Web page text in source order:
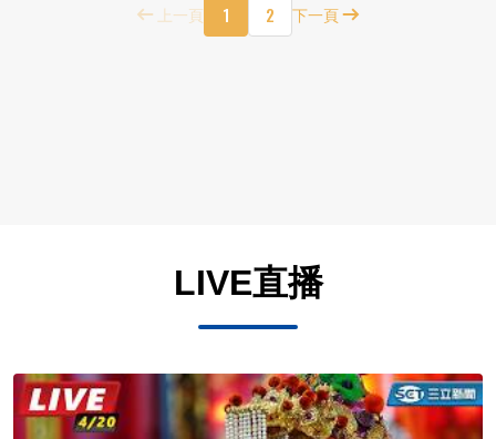
上一頁 1 2 下一頁
LIVE直播